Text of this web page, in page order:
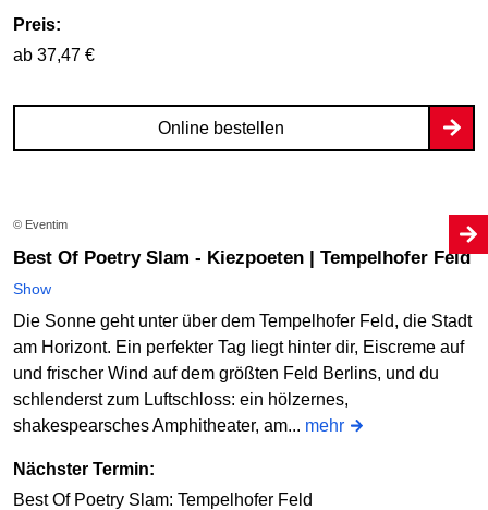
Preis:
ab 37,47 €
Online bestellen
© Eventim
Best Of Poetry Slam - Kiezpoeten | Tempelhofer Feld
Show
Die Sonne geht unter über dem Tempelhofer Feld, die Stadt
am Horizont. Ein perfekter Tag liegt hinter dir, Eiscreme auf
und frischer Wind auf dem größten Feld Berlins, und du
schlenderst zum Luftschloss: ein hölzernes,
shakespearsches Amphitheater, am... mehr
Nächster Termin:
Best Of Poetry Slam: Tempelhofer Feld